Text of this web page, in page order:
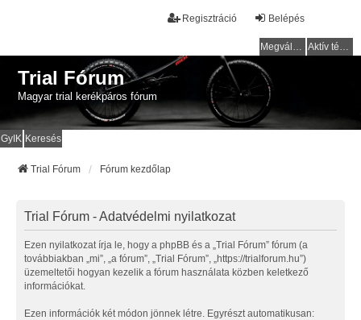
Belépés
Regisztráció
Megválaszolatlan témák Aktív témák
Trial Fórum
Magyar trial kerékpáros fórum
GyIK Keresés
Trial Fórum Fórum kezdőlap
Trial Fórum - Adatvédelmi nyilatkozat
Ezen nyilatkozat írja le, hogy a phpBB és a „Trial Fórum” fórum (a
továbbiakban „mi”, „a fórum”, „Trial Fórum”, „https://trialforum.hu”)
üzemeltetői hogyan kezelik a fórum használata közben keletkező
információkat.
Ezen információk két módon jönnek létre. Egyrészt automatikusan: